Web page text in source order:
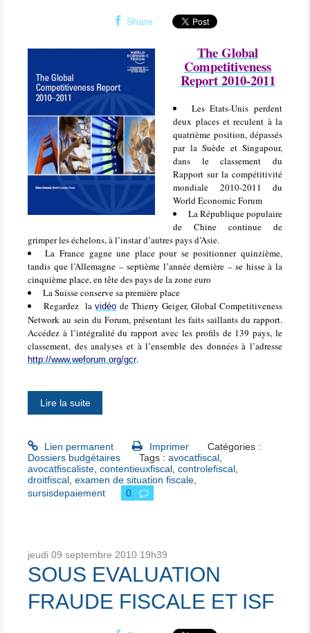
Share
The Global
Competitiveness
Report 2010-2011
Les Etats-Unis perdent
deux places et reculent à la
quatrième position, dépassés
par la Suède et Singapour,
dans le classement du
Rapport sur la compétitivité
mondiale 2010-2011 du
World Economic Forum
La République populaire
de Chine continue de
grimper les échelons, à l’instar d’autres pays d’Asie.
La France gagne une place pour se positionner quinzième,
tandis que l’Allemagne – septième l’année dernière – se hisse à la
cinquième place, en tête des pays de la zone euro
La Suisse conserve sa première place
Regardez la vidéo de Thierry Geiger, Global Competitiveness
Network au sein du Forum, présentant les faits saillants du rapport.
Accédez à l’intégralité du rapport avec les profils de 139 pays, le
classement, des analyses et à l’ensemble des données à l’adresse
http://www.weforum.org/gcr.
Lire la suite
Lien permanent Imprimer
Catégories :
Dossiers budgétaires
Tags :avocatfiscal
avocatfiscaliste contentieuxfiscal controlefiscal
droitfiscal examen de situation fiscale
sursisdepaiement
0
jeudi 09 septembre 2010 19h39
SOUS EVALUATION
FRAUDE FISCALE ET ISF